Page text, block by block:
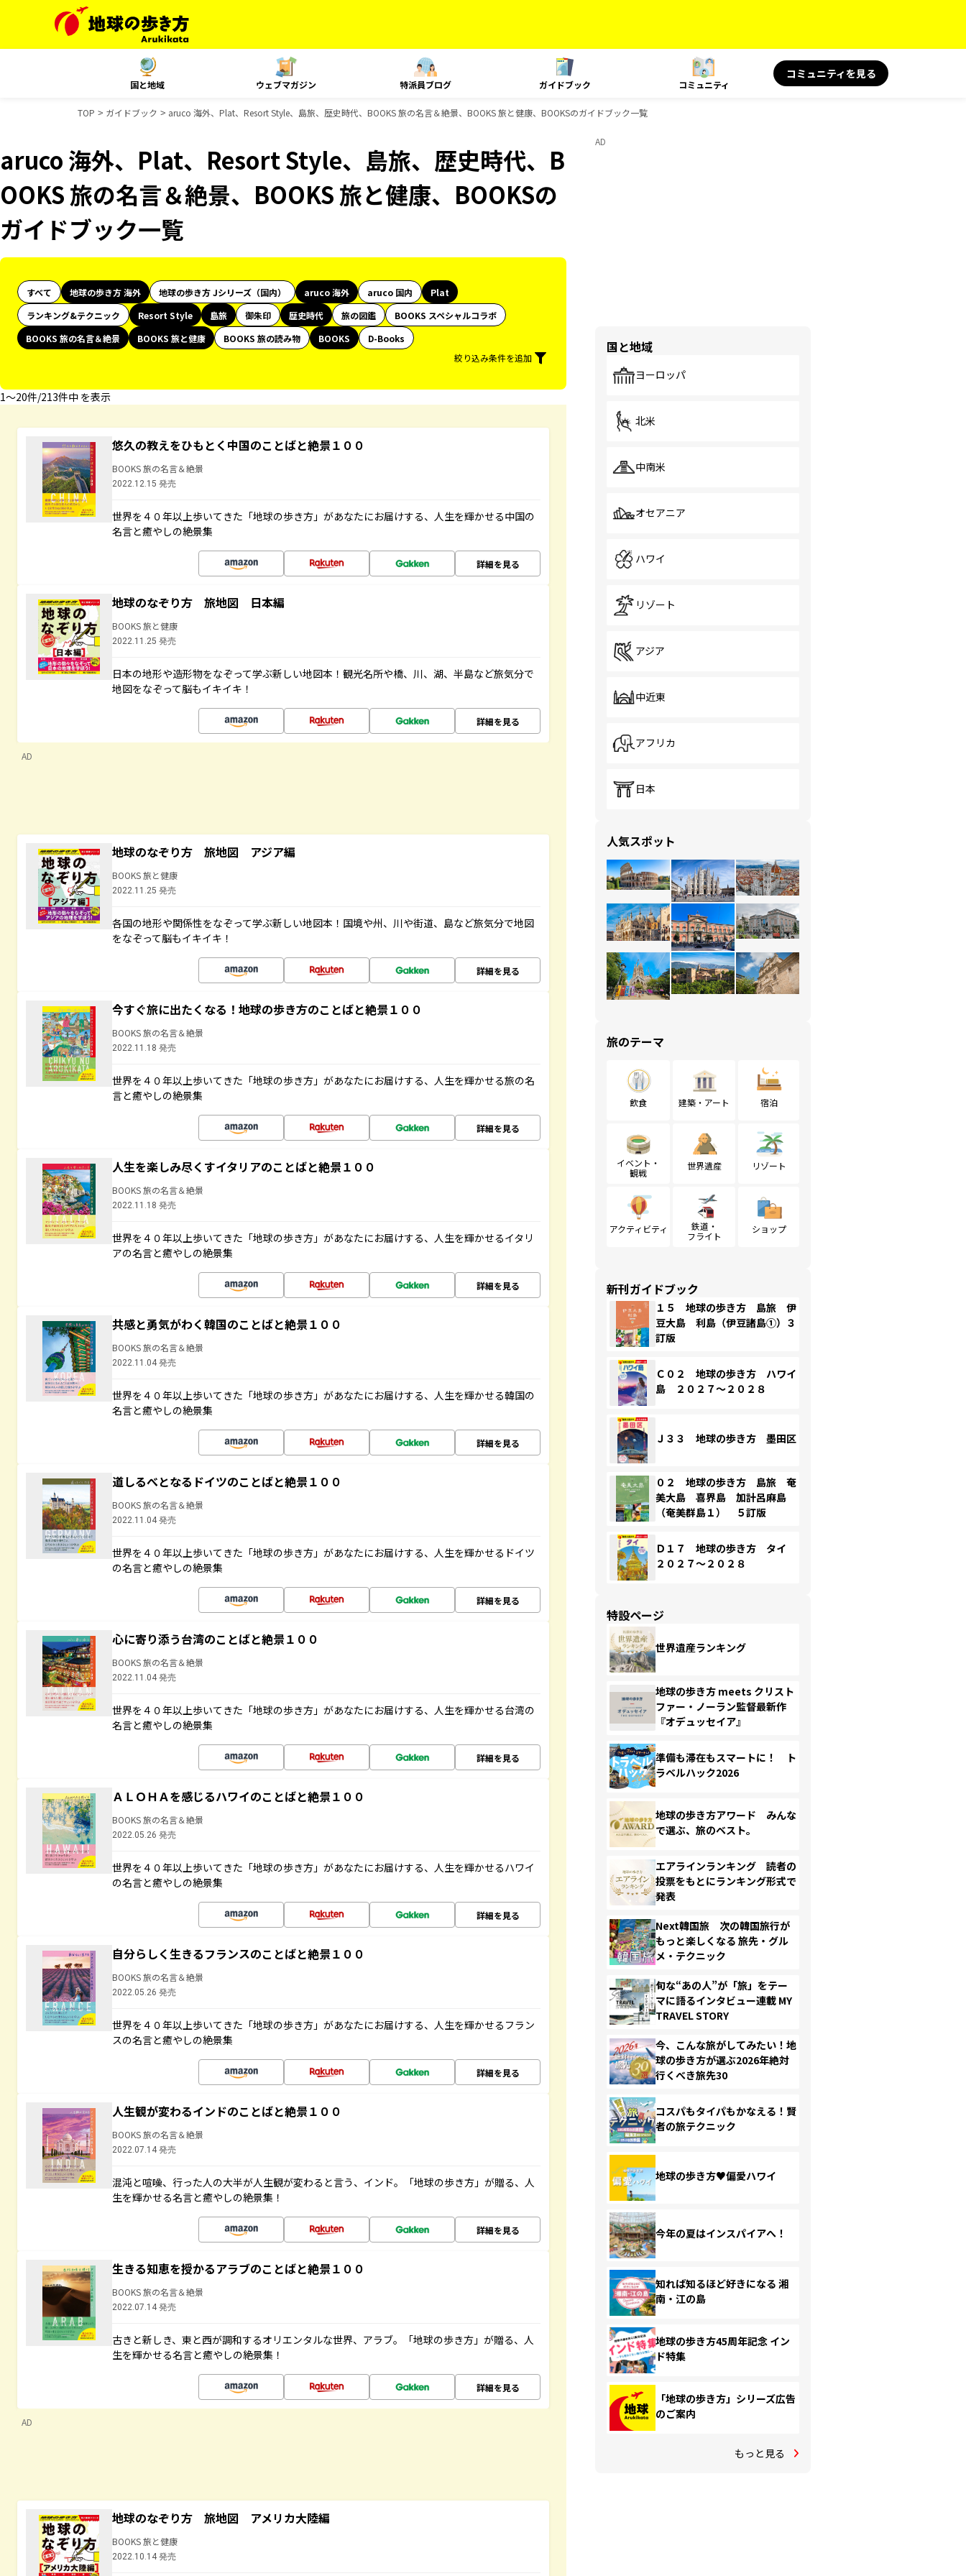
国と地域 ウェブマガジン 特派員ブログ ガイドブック コミュニティ
コミュニティを見る
TOP ガイドブック aruco 海外、Plat、Resort Style、島旅、歴史時代、BOOKS 旅の名言＆絶景、BOOKS 旅と健康、BOOKSのガイドブック一覧
aruco 海外、Plat、Resort Style、島旅、歴史時代、B
OOKS 旅の名言＆絶景、BOOKS 旅と健康、BOOKSの
ガイドブック一覧
すべて 地球の歩き方 海外 地球の歩き方 Jシリーズ（国内） aruco 海外 aruco 国内
Plat
ランキング&テクニック
Resort Style 島旅 御朱印 歴史時代 旅の図鑑
BOOKS スペシャルコラボ
BOOKS 旅の名言＆絶景
BOOKS 旅と健康 BOOKS 旅の読み物 BOOKS
D-Books
絞り込み条件を追加
1〜20件/213件中 を表示
悠久の教えをひもとく中国のことばと絶景１００
BOOKS 旅の名言＆絶景
2022.12.15 発売
世界を４０年以上歩いてきた「地球の歩き方」があなたにお届けする、人生を輝かせる中国の
名言と癒やしの絶景集
詳細を見る
地球のなぞり方 旅地図 日本編
BOOKS 旅と健康
2022.11.25 発売
日本の地形や造形物をなぞって学ぶ新しい地図本！観光名所や橋、川、湖、半島など旅気分で
地図をなぞって脳もイキイキ！
詳細を見る
AD
地球のなぞり方 旅地図 アジア編
BOOKS 旅と健康
2022.11.25 発売
各国の地形や関係性をなぞって学ぶ新しい地図本！国境や州、川や街道、島など旅気分で地図
をなぞって脳もイキイキ！
詳細を見る
今すぐ旅に出たくなる！地球の歩き方のことばと絶景１００
BOOKS 旅の名言＆絶景
2022.11.18 発売
世界を４０年以上歩いてきた「地球の歩き方」があなたにお届けする、人生を輝かせる旅の名
言と癒やしの絶景集
詳細を見る
人生を楽しみ尽くすイタリアのことばと絶景１００
BOOKS 旅の名言＆絶景
2022.11.18 発売
世界を４０年以上歩いてきた「地球の歩き方」があなたにお届けする、人生を輝かせるイタリ
アの名言と癒やしの絶景集
詳細を見る
共感と勇気がわく韓国のことばと絶景１００
BOOKS 旅の名言＆絶景
2022.11.04 発売
世界を４０年以上歩いてきた「地球の歩き方」があなたにお届けする、人生を輝かせる韓国の
名言と癒やしの絶景集
詳細を見る
道しるべとなるドイツのことばと絶景１００
BOOKS 旅の名言＆絶景
2022.11.04 発売
世界を４０年以上歩いてきた「地球の歩き方」があなたにお届けする、人生を輝かせるドイツ
の名言と癒やしの絶景集
詳細を見る
心に寄り添う台湾のことばと絶景１００
BOOKS 旅の名言＆絶景
2022.11.04 発売
世界を４０年以上歩いてきた「地球の歩き方」があなたにお届けする、人生を輝かせる台湾の
名言と癒やしの絶景集
詳細を見る
ＡＬＯＨＡを感じるハワイのことばと絶景１００
BOOKS 旅の名言＆絶景
2022.05.26 発売
世界を４０年以上歩いてきた「地球の歩き方」があなたにお届けする、人生を輝かせるハワイ
の名言と癒やしの絶景集
詳細を見る
自分らしく生きるフランスのことばと絶景１００
BOOKS 旅の名言＆絶景
2022.05.26 発売
世界を４０年以上歩いてきた「地球の歩き方」があなたにお届けする、人生を輝かせるフラン
スの名言と癒やしの絶景集
詳細を見る
人生観が変わるインドのことばと絶景１００
BOOKS 旅の名言＆絶景
2022.07.14 発売
混沌と喧噪、行った人の大半が人生観が変わると言う、インド。「地球の歩き方」が贈る、人
生を輝かせる名言と癒やしの絶景集！
詳細を見る
生きる知恵を授かるアラブのことばと絶景１００
BOOKS 旅の名言＆絶景
2022.07.14 発売
古きと新しき、東と西が調和するオリエンタルな世界、アラブ。「地球の歩き方」が贈る、人
生を輝かせる名言と癒やしの絶景集！
詳細を見る
AD
地球のなぞり方 旅地図 アメリカ大陸編
BOOKS 旅と健康
2022.10.14 発売
AD
国と地域
ヨーロッパ
北米
中南米
オセアニア
ハワイ
リゾート
アジア
中近東
アフリカ
日本
人気スポット
旅のテーマ
飲食 建築・アート 宿泊
イベント・
観戦
世界遺産 リゾート
アクティビティ
鉄道・
フライト
ショップ
新刊ガイドブック
１５ 地球の歩き方 島旅 伊
豆大島 利島（伊豆諸島①）３
訂版
Ｃ０２ 地球の歩き方 ハワイ
島 ２０２７～２０２８
Ｊ３３ 地球の歩き方 墨田区
０２ 地球の歩き方 島旅 奄
美大島 喜界島 加計呂麻島
（奄美群島１） ５訂版
Ｄ１７ 地球の歩き方 タイ
２０２７～２０２８
特設ページ
世界遺産ランキング
地球の歩き方 meets クリスト
ファー・ノーラン監督最新作
『オデュッセイア』
準備も滞在もスマートに！ ト
ラベルハック2026
地球の歩き方アワード みんな
で選ぶ、旅のベスト。
エアラインランキング 読者の
投票をもとにランキング形式で
発表
Next韓国旅 次の韓国旅行が
もっと楽しくなる 旅先・グル
メ・テクニック
旬な“あの人”が「旅」をテー
マに語るインタビュー連載 MY
TRAVEL STORY
今、こんな旅がしてみたい！地
球の歩き方が選ぶ2026年絶対
行くべき旅先30
コスパもタイパもかなえる！賢
者の旅テクニック
地球の歩き方♥偏愛ハワイ
今年の夏はインスパイアへ！
知れば知るほど好きになる 湘
南・江の島
地球の歩き方45周年記念 イン
ド特集
「地球の歩き方」シリーズ広告
のご案内
もっと見る